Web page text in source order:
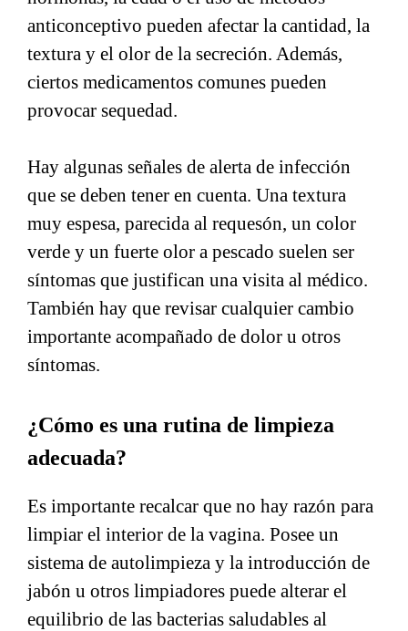
anticonceptivo pueden afectar la cantidad, la
textura y el olor de la secreción. Además,
ciertos medicamentos comunes pueden
provocar sequedad.
Hay algunas señales de alerta de infección
que se deben tener en cuenta. Una textura
muy espesa, parecida al requesón, un color
verde y un fuerte olor a pescado suelen ser
síntomas que justifican una visita al médico.
También hay que revisar cualquier cambio
importante acompañado de dolor u otros
síntomas.
¿Cómo es una rutina de limpieza
adecuada?
Es importante recalcar que no hay razón para
limpiar el interior de la vagina. Posee un
sistema de autolimpieza y la introducción de
jabón u otros limpiadores puede alterar el
equilibrio de las bacterias saludables al